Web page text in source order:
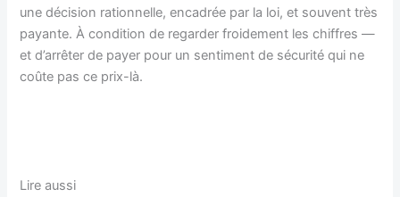
une décision rationnelle, encadrée par la loi, et souvent très
payante. À condition de regarder froidement les chiffres —
et d’arrêter de payer pour un sentiment de sécurité qui ne
coûte pas ce prix-là.
Lire aussi